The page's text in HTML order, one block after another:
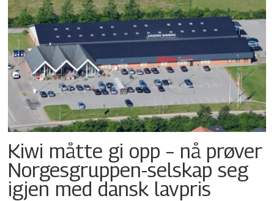
Kiwi måtte gi opp – nå prøver
Norgesgruppen-selskap seg
igjen med dansk lavpris